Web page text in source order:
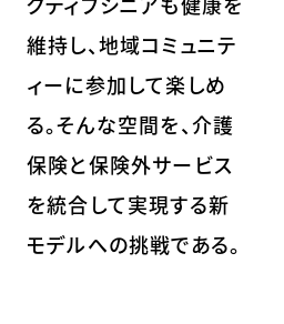
維持し、地域コミュニテ
ィーに参加して楽しめ
る。そんな空間を、介護
保険と保険外サービス
を統合して実現する新
モデルへの挑戦である。